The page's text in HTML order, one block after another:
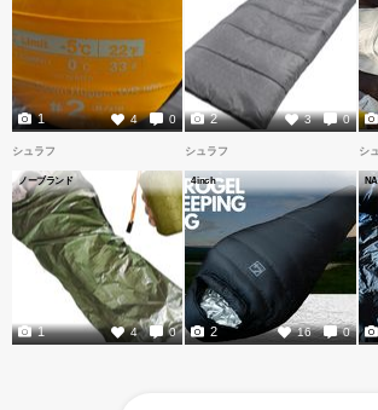
4 0
1 3 0
2
シュラフ
ノーブランド
4 0
1
シュラフ
4inch
16 0
2
シ